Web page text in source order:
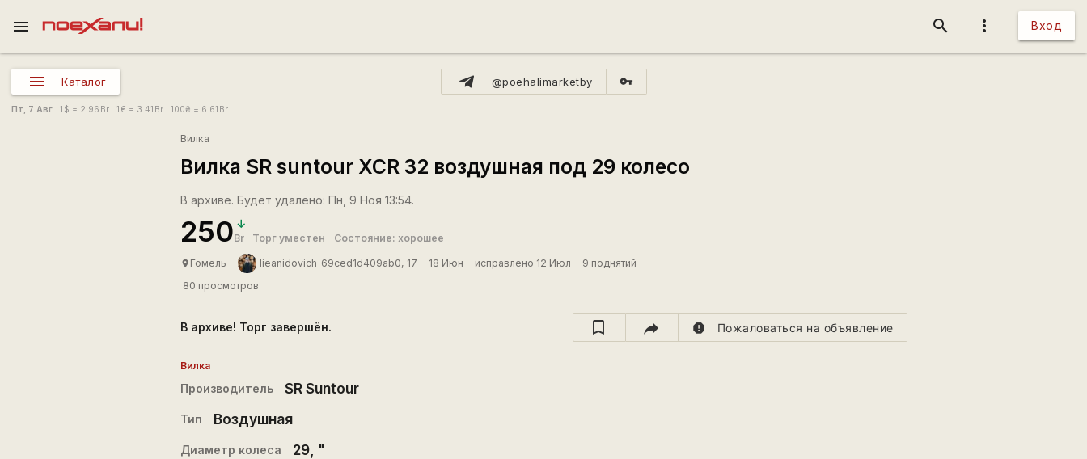
more_vert Вход
search
menu
Каталог @poehalimarketby vpn_key
Пт, 7 Авг 1 $ = 2.96 Br 1€ = 3.41 Br 100₴ = 6.61 Br
Вилка
Вилка SR suntour XCR 32 воздушная под 29 колесо
В архиве. Будет удалено: Пн, 9 Ноя 13:54.
250Br Торг уместен Состояние: хорошее
place Гомель lieanidovich_69ced1d409ab0, 17 18 Июн исправлено 12 Июл
9 поднятий
80 просмотров
В архиве! Торг завершён. report Пожаловаться на объявление
Вилка
Производитель SR Suntour
Тип Воздушная
Диаметр колеса 29, "